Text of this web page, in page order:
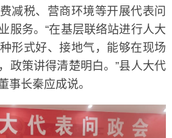
减税、营商环境等开展代表问
服务。“在基层联络站进行人大
形式好、接地气，能够在现场
政策讲得清楚明白。”县人大代
事长秦应成说。